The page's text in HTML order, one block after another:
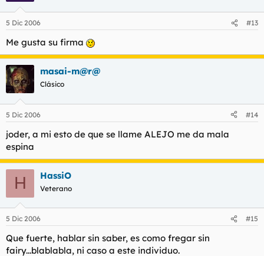
5 Dic 2006 #13
Me gusta su firma
masai-m@r@
Clásico
5 Dic 2006 #14
joder, a mi esto de que se llame ALEJO me da mala
espina
H HassiO
Veterano
5 Dic 2006 #15
Que fuerte, hablar sin saber, es como fregar sin
fairy...blablabla, ni caso a este individuo.